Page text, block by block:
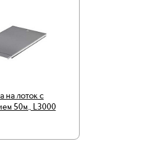
на лоток с
50м., L3000